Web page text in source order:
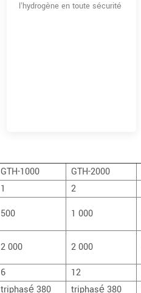
l’hydrogène en toute sécurité
GTH-1000 GTH-2000
1 2
500 1 000
2 000 2 000
6 12
triphasé 380 triphasé 380